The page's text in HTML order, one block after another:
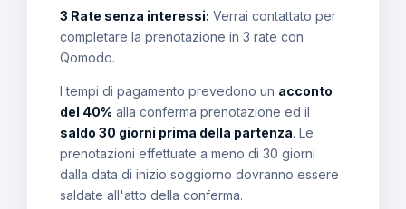
3 Rate senza interessi: Verrai contattato per
completare la prenotazione in 3 rate con
Qomodo.
I tempi di pagamento prevedono un acconto
del 40% alla conferma prenotazione ed il
saldo 30 giorni prima della partenza. Le
prenotazioni effettuate a meno di 30 giorni
dalla data di inizio soggiorno dovranno essere
saldate all'atto della conferma.